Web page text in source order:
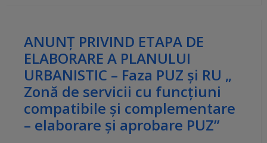
ANUNȚ PRIVIND ETAPA DE
ELABORARE A PLANULUI
URBANISTIC – Faza PUZ și RU „
Zonă de servicii cu funcțiuni
compatibile și complementare
– elaborare și aprobare PUZ”